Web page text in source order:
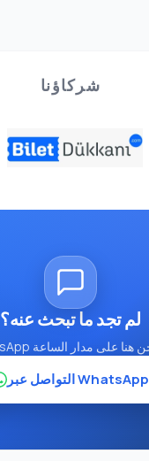
شركاؤنا
لم تجد ما تبحث عنه؟
التواصل عبر WhatsApp